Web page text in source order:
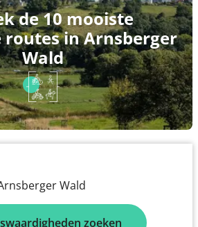
de 10 mooiste
in Arnsberger
Wald
Wald
zoeken